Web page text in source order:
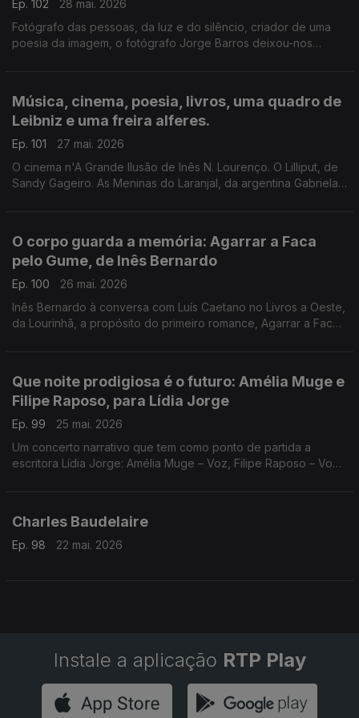
Ep. 102
28 mai. 2026
Fotógrafo das pessoas, da luz e do silêncio, criador de uma
poesia da imagem, o fotógrafo Jorge Barros deixou-nos
Música, cinema, poesia, livros, uma quadro de
Leibniz e uma freira alferes.
Ep. 101
27 mai. 2026
O cinema n'A Grande Ilusão de Inês N. Lourenço. O Lilliput, de
Sandy Gageiro. As Meninas do Laranjal, da argentina Gabriela
O corpo guarda a memória: Agarrar a Faca
pelo Gume, de Inês Bernardo
Ep. 100
26 mai. 2026
Inês Bernardo à conversa com Luís Caetano no Livros a Oeste,
da Lourinhã, a propósito do primeiro romance, Agarrar a Faca
Que noite prodigiosa é o futuro: Amélia Muge e
Filipe Raposo, para Lídia Jorge
Ep. 99
25 mai. 2026
Um concerto narrativo que tem como ponto de partida a
escritora Lídia Jorge: Amélia Muge – Voz, Filipe Raposo – Voz
Charles Baudelaire
Ep. 98 22 mai. 2026
Instale a aplicação RTP Play